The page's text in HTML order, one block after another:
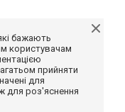
бажають
користувачам
прийняти
для
для роз'яснення